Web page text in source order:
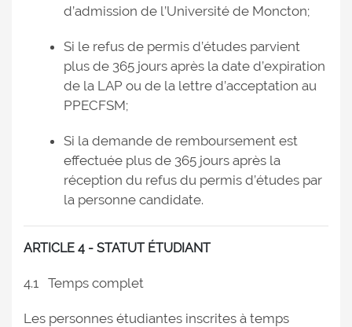
d’admission de l’Université de Moncton;
Si le refus de permis d’études parvient
plus de 365 jours après la date d’expiration
de la LAP ou de la lettre d’acceptation au
PPECFSM;
Si la demande de remboursement est
effectuée plus de 365 jours après la
réception du refus du permis d’études par
la personne candidate.
ARTICLE 4 - STATUT ÉTUDIANT
4.1 Temps complet
Les personnes étudiantes inscrites à temps